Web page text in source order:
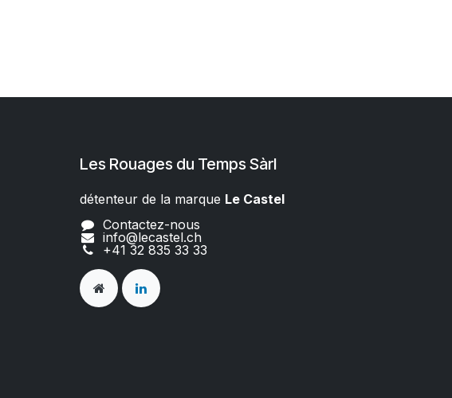
Les Rouages du Temps Sàrl
détenteur de la marque Le Castel​​
Contactez-nous
info@lecastel.ch
+41 32 835 33 33